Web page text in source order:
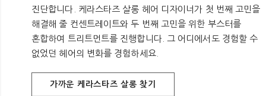
진단합니다. 케라스타즈 살롱 헤어 디자이너가 첫 번째 고민을
해결해 줄 컨센트레이트와 두 번째 고민을 위한 부스터를
혼합하여 트리트먼트를 진행합니다. 그 어디에서도 경험할 수
없었던 헤어의 변화를 경험하세요.
가까운 케라스타즈 살롱 찾기